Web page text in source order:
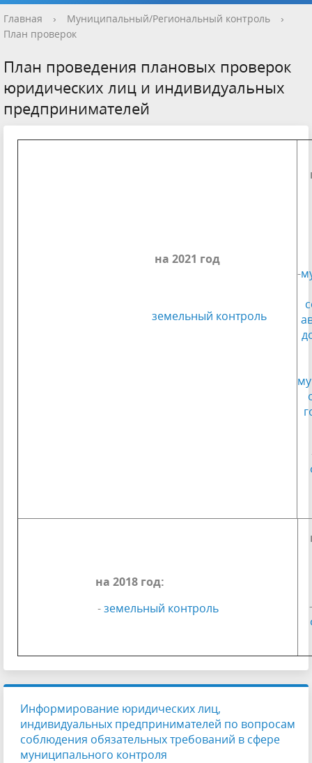
Главная › Муниципальный/Региональный контроль
›
План проверок
План проведения плановых проверок
юридических лиц и индивидуальных
предпринимателей
на 2021 год
земельный контроль
-
на 2018 год:
-земельный контроль
Информирование юридических лиц,
индивидуальных предпринимателей по вопросам
соблюдения обязательных требований в сфере
муниципального контроля